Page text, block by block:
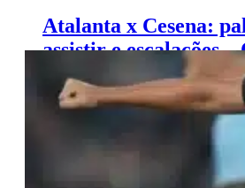
Atalanta x Cesena:
assistir e escalações –
Itália (18/12)